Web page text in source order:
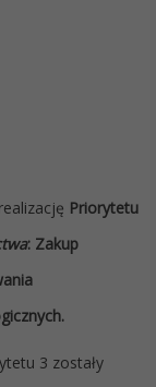
Priorytetu
: Zakup
3 zostały